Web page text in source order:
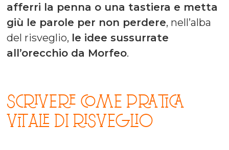
afferri la penna o una tastiera e metta
giù le parole per non perdere, nell’alba
del risveglio, le idee sussurrate
all’orecchio da Morfeo.
SCRIVERE COME PRATICA
VITALE DI RISVEGLIO